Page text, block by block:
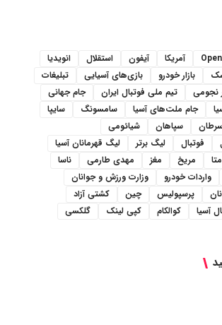
آمریکا آیفون استقلال
انویدیا
بازار خودرو بازی‌های آسیایی
تبلیغات
نجومی تیم ملی فوتبال ایران
جام جهانی
جام ملت‌های آسیا سامسونگ
سایپا
سپاهان
شیائومی
فوتبال لیگ برتر
لیگ قهرمانان آسیا
متا مریخ مغز مهدی طارمی
ناسا
واردات خودرو
وزارت ورزش و جوانان
پرسپولیس چین
کشتی آزاد
آسیا
کوالکام کپی لینک
گلکسی